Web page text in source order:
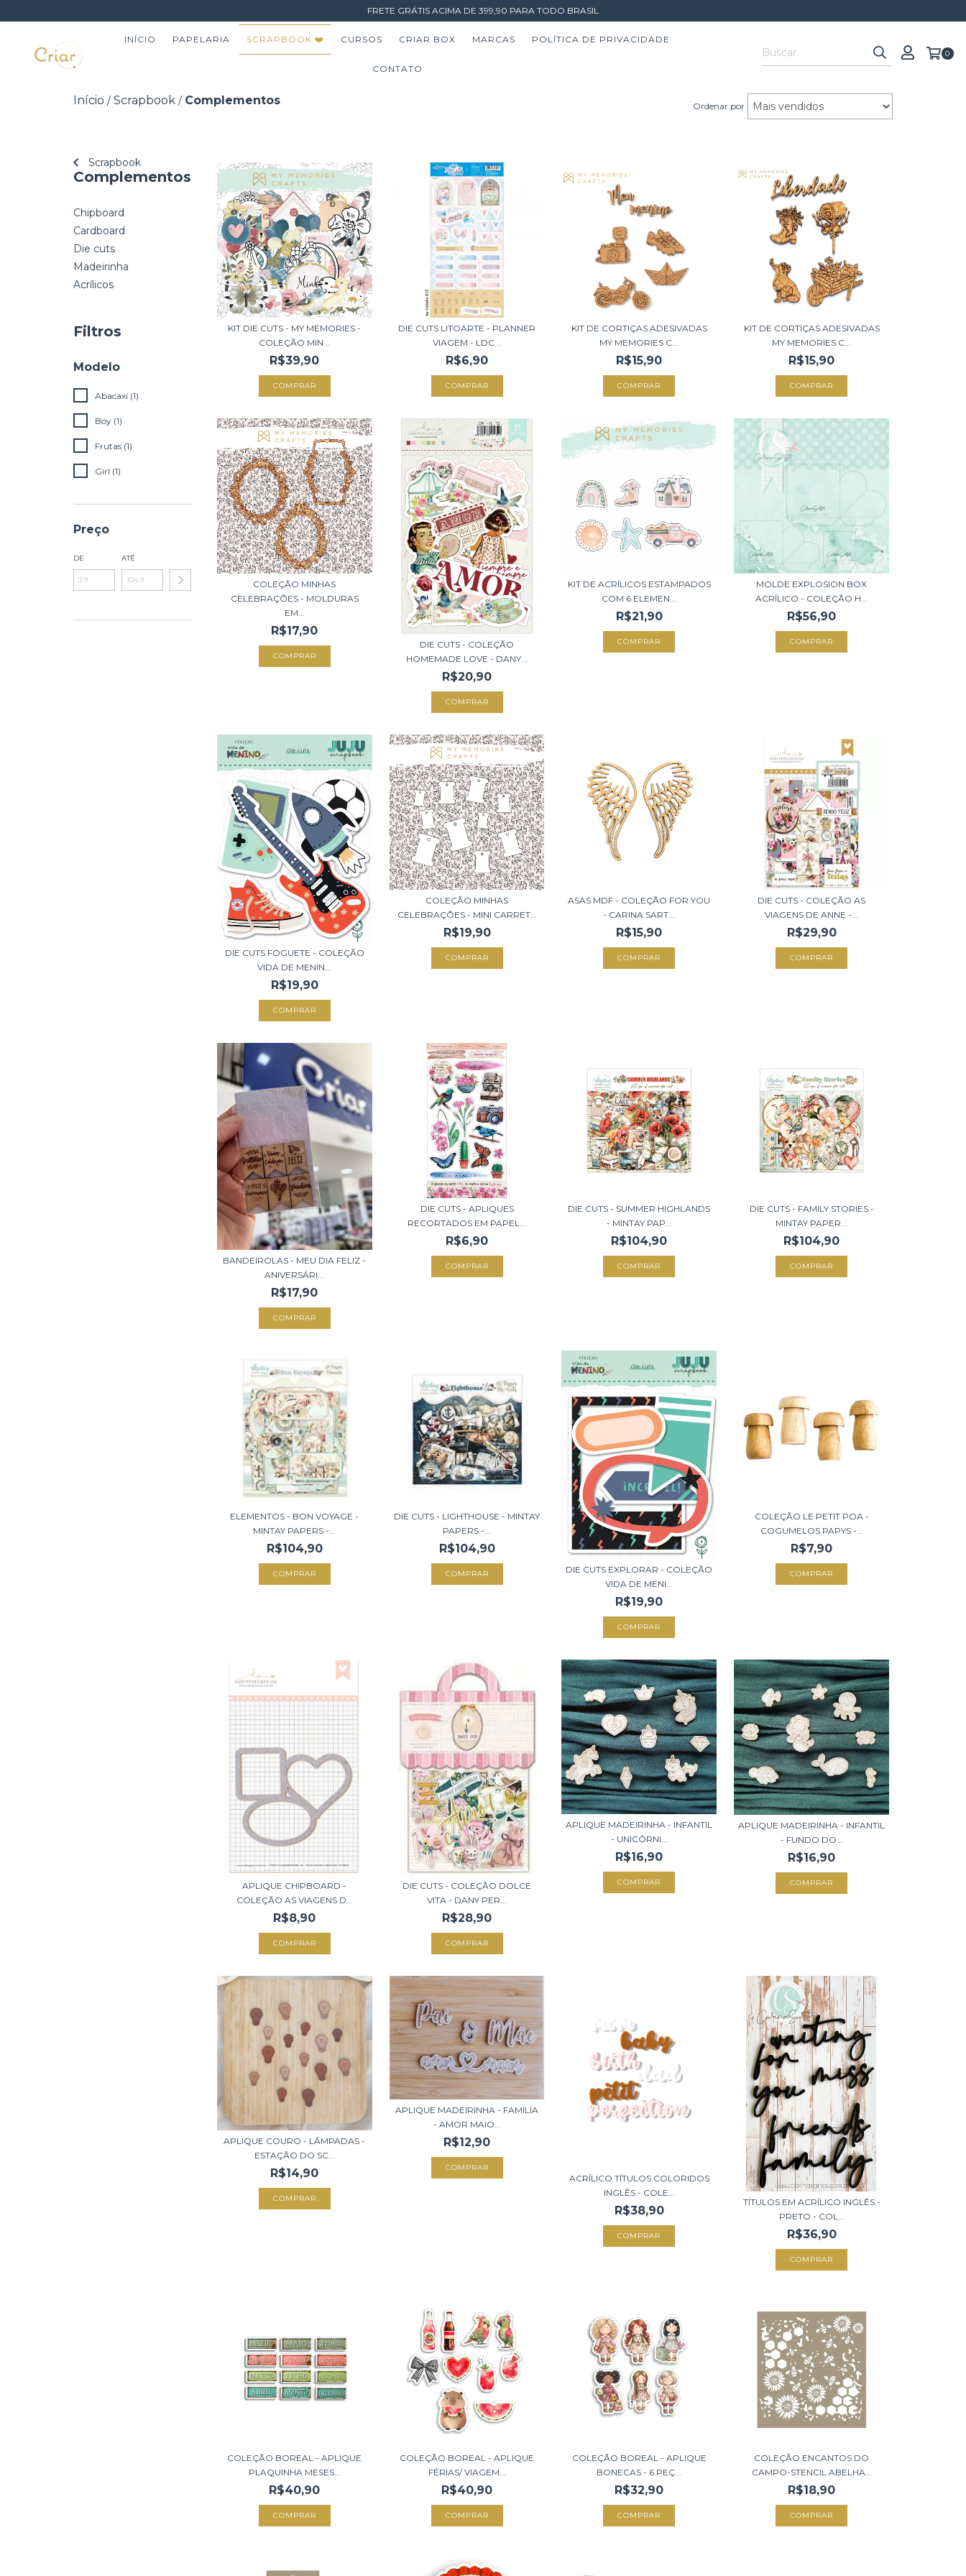
FRETE GRÁTIS ACIMA DE 399,90 PARA TODO BRASIL
INÍCIO PAPELARIA SCRAPBOOK ❤️ CURSOS CRIAR BOX MARCAS POLÍTICA DE PRIVACIDADE
CONTATO
0
Início / Scrapbook / Complementos Ordenar por
Scrapbook
Complementos
Chipboard
Cardboard
Die cuts
Madeirinha
Acrílicos
Filtros
Modelo
Abacaxi (1)
Boy (1)
Frutas (1)
Girl (1)
Preço
DE ATÉ
KIT DIE CUTS - MY MEMORIES -
COLEÇÃO MIN...
R$39,90
DIE CUTS LITOARTE - PLANNER
VIAGEM - LDC...
R$6,90
KIT DE CORTIÇAS ADESIVADAS
MY MEMORIES C...
R$15,90
KIT DE CORTIÇAS ADESIVADAS
MY MEMORIES C...
R$15,90
COLEÇÃO MINHAS
CELEBRAÇÕES - MOLDURAS
EM...
R$17,90
DIE CUTS - COLEÇÃO
HOMEMADE LOVE - DANY...
R$20,90
KIT DE ACRÍLICOS ESTAMPADOS
COM 6 ELEMEN...
R$21,90
MOLDE EXPLOSION BOX
ACRÍLICO - COLEÇÃO H...
R$56,90
DIE CUTS FOGUETE - COLEÇÃO
VIDA DE MENIN...
R$19,90
COLEÇÃO MINHAS
CELEBRAÇÕES - MINI CARRET...
R$19,90
ASAS MDF - COLEÇÃO FOR YOU
- CARINA SART...
R$15,90
DIE CUTS - COLEÇÃO AS
VIAGENS DE ANNE -...
R$29,90
BANDEIROLAS - MEU DIA FELIZ -
ANIVERSÁRI...
R$17,90
DIE CUTS - APLIQUES
RECORTADOS EM PAPEL...
R$6,90
DIE CUTS - SUMMER HIGHLANDS
- MINTAY PAP...
R$104,90
DIE CUTS - FAMILY STORIES -
MINTAY PAPER...
R$104,90
ELEMENTOS - BON VOYAGE -
MINTAY PAPERS -...
R$104,90
DIE CUTS - LIGHTHOUSE - MINTAY
PAPERS -...
R$104,90
DIE CUTS EXPLORAR - COLEÇÃO
VIDA DE MENI...
R$19,90
COLEÇÃO LE PETIT POA -
COGUMELOS PAPYS -...
R$7,90
APLIQUE CHIPBOARD -
COLEÇÃO AS VIAGENS D...
R$8,90
DIE CUTS - COLEÇÃO DOLCE
VITA - DANY PER...
R$28,90
APLIQUE MADEIRINHA - INFANTIL
- UNICÓRNI...
R$16,90
APLIQUE MADEIRINHA - INFANTIL
- FUNDO DO...
R$16,90
APLIQUE COURO - LÂMPADAS -
ESTAÇÃO DO SC...
R$14,90
APLIQUE MADEIRINHA - FAMÍLIA
- AMOR MAIO...
R$12,90
ACRÍLICO TÍTULOS COLORIDOS
INGLÊS - COLE...
R$38,90
TÍTULOS EM ACRÍLICO INGLÊS -
PRETO - COL...
R$36,90
COLEÇÃO BOREAL - APLIQUE
PLAQUINHA MESES...
R$40,90
COLEÇÃO BOREAL - APLIQUE
FÉRIAS/ VIAGEM...
R$40,90
COLEÇÃO BOREAL - APLIQUE
BONECAS - 6 PEÇ...
R$32,90
COLEÇÃO ENCANTOS DO
CAMPO-STENCIL ABELHA...
R$18,90